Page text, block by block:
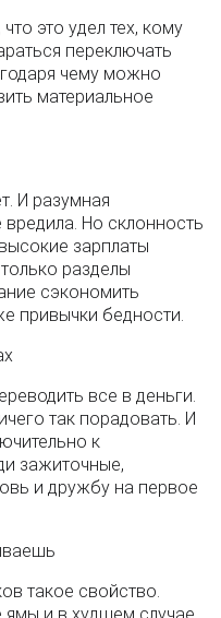
это удел тех, кому
переключать
чему можно
материальное
И разумная
Но склонность
зарплаты
разделы
сэкономить
привычки бедности.
все в деньги.
так порадовать. И
к
зажиточные,
и дружбу на первое
такое свойство.